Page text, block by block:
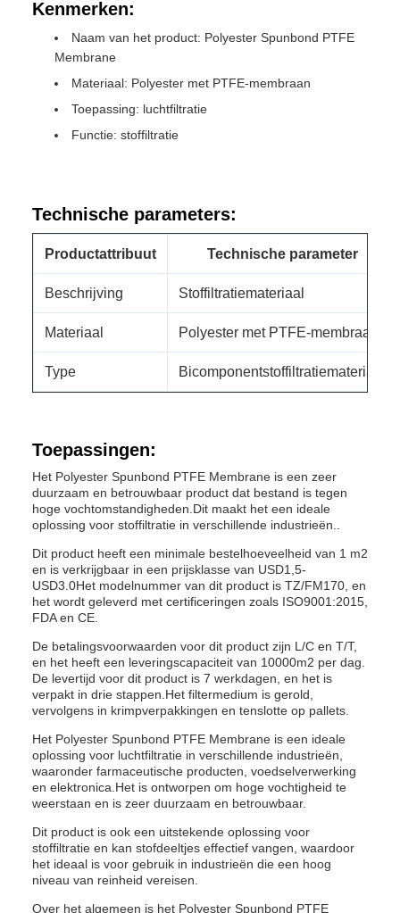
Kenmerken:
Naam van het product: Polyester Spunbond PTFE
Membrane
Materiaal: Polyester met PTFE-membraan
Toepassing: luchtfiltratie
Functie: stoffiltratie
Technische parameters:
Productattribuut Technische parameter
Beschrijving Stoffiltratiemateriaal
Materiaal Polyester met PTFE-membraan
Type Bicomponentstoffiltratiemateriaal
Toepassingen:
Het Polyester Spunbond PTFE Membrane is een zeer
duurzaam en betrouwbaar product dat bestand is tegen
hoge vochtomstandigheden.Dit maakt het een ideale
oplossing voor stoffiltratie in verschillende industrieën..
Dit product heeft een minimale bestelhoeveelheid van 1 m2
en is verkrijgbaar in een prijsklasse van USD1,5-
USD3.0Het modelnummer van dit product is TZ/FM170, en
het wordt geleverd met certificeringen zoals ISO9001:2015,
FDA en CE.
De betalingsvoorwaarden voor dit product zijn L/C en T/T,
en het heeft een leveringscapaciteit van 10000m2 per dag.
De levertijd voor dit product is 7 werkdagen, en het is
verpakt in drie stappen.Het filtermedium is gerold,
vervolgens in krimpverpakkingen en tenslotte op pallets.
Het Polyester Spunbond PTFE Membrane is een ideale
oplossing voor luchtfiltratie in verschillende industrieën,
waaronder farmaceutische producten, voedselverwerking
en elektronica.Het is ontworpen om hoge vochtigheid te
weerstaan en is zeer duurzaam en betrouwbaar.
Dit product is ook een uitstekende oplossing voor
stoffiltratie en kan stofdeeltjes effectief vangen, waardoor
het ideaal is voor gebruik in industrieën die een hoog
niveau van reinheid vereisen.
Over het algemeen is het Polyester Spunbond PTFE